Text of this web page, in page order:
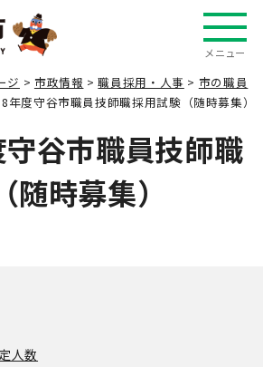
メニュー
ジ > 市政情報 >職員採用・人事 > 市の職員
年度守谷市職員技師職採用試験（随時募集）
谷市職員技師職
時募集）
人数